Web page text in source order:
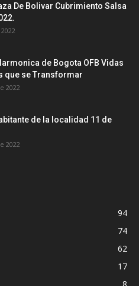
De Bolivar Cubrimiento Salsa
de Bogota OFB Vidas
que se Transformar
2022
de la localidad 11 de
2022
94
74
62
17